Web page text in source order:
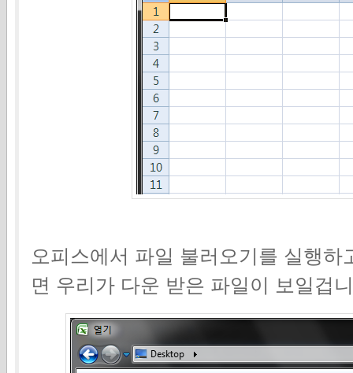
오피스에서 파일 불러오기를 실행
면 우리가 다운 받은 파일이 보일겁